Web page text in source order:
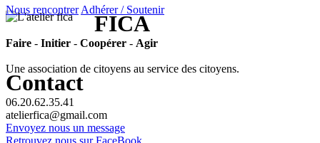
Nous rencontrer Adhérer / Soutenir
FICA
Faire - Initier - Coopérer - Agir
Une association de citoyens au service des citoyens.
Contact
06.20.62.35.41
atelierfica@gmail.com
Envoyez nous un message
Retrouvez nous sur FaceBook